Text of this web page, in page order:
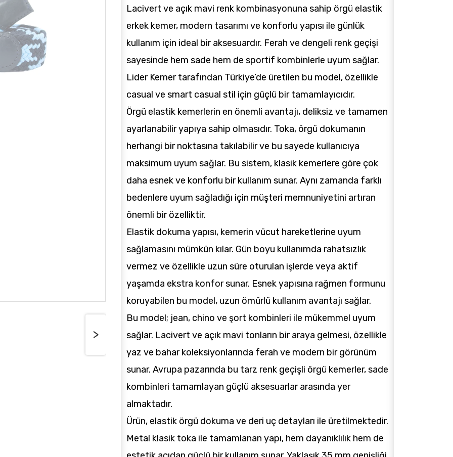
>
Lacivert ve açık mavi renk kombinasyonuna sahip örgü elastik
erkek kemer, modern tasarımı ve konforlu yapısı ile günlük
kullanım için ideal bir aksesuardır. Ferah ve dengeli renk geçişi
sayesinde hem sade hem de sportif kombinlerle uyum sağlar.
Lider Kemer tarafından Türkiye’de üretilen bu model, özellikle
casual ve smart casual stil için güçlü bir tamamlayıcıdır.
Örgü elastik kemerlerin en önemli avantajı, deliksiz ve tamamen
ayarlanabilir yapıya sahip olmasıdır. Toka, örgü dokumanın
herhangi bir noktasına takılabilir ve bu sayede kullanıcıya
maksimum uyum sağlar. Bu sistem, klasik kemerlere göre çok
daha esnek ve konforlu bir kullanım sunar. Aynı zamanda farklı
bedenlere uyum sağladığı için müşteri memnuniyetini artıran
önemli bir özelliktir.
Elastik dokuma yapısı, kemerin vücut hareketlerine uyum
sağlamasını mümkün kılar. Gün boyu kullanımda rahatsızlık
vermez ve özellikle uzun süre oturulan işlerde veya aktif
yaşamda ekstra konfor sunar. Esnek yapısına rağmen formunu
koruyabilen bu model, uzun ömürlü kullanım avantajı sağlar.
Bu model; jean, chino ve şort kombinleri ile mükemmel uyum
sağlar. Lacivert ve açık mavi tonların bir araya gelmesi, özellikle
yaz ve bahar koleksiyonlarında ferah ve modern bir görünüm
sunar. Avrupa pazarında bu tarz renk geçişli örgü kemerler, sade
kombinleri tamamlayan güçlü aksesuarlar arasında yer
almaktadır.
Ürün, elastik örgü dokuma ve deri uç detayları ile üretilmektedir.
Metal klasik toka ile tamamlanan yapı, hem dayanıklılık hem de